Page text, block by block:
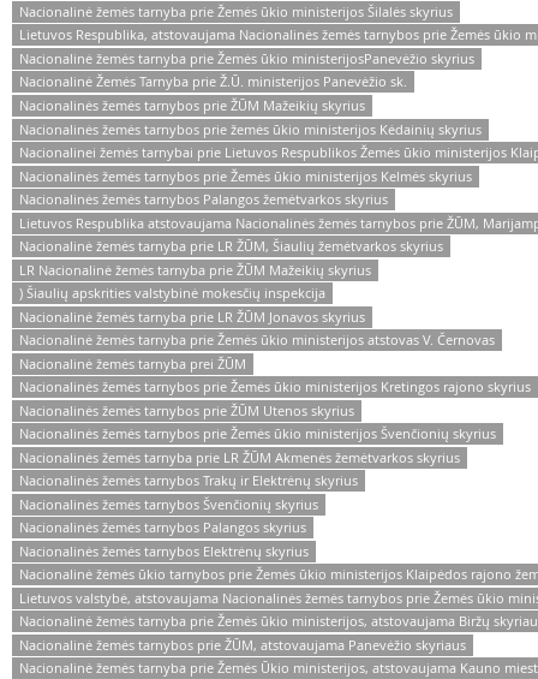
Nacionalinė žemės tarnyba prie Žemės ūkio ministerijos Šilalės skyrius
Lietuvos Respublika, atstovaujama Nacionalinės žemės tarnybos prie Žemės ūkio
Nacionalinė žemės tarnyba prie Žemės ūkio ministerijosPanevėžio skyrius
Nacionalinė Žemės Tarnyba prie Ž.Ū. ministerijos Panevėžio sk.
Nacionalinės žemės tarnybos prie ŽŪM Mažeikių skyrius
Nacionalinės žemės tarnybos prie žemės ūkio ministerijos Kėdainių skyrius
Nacionalinei žemės tarnybai prie Lietuvos Respublikos Žemės ūkio ministerijos
Nacionalinės žemės tarnybos prie Žemės ūkio ministerijos Kelmės skyrius
Nacionalinės žemės tarnybos Palangos žemėtvarkos skyrius
Lietuvos Respublika atstovaujama Nacionalinės žemės tarnybos prie ŽŪM,
Nacionalinė žemės tarnyba prie LR ŽŪM, Šiaulių žemėtvarkos skyrius
LR Nacionalinė žemės tarnyba prie ŽŪM Mažeikių skyrius
) Šiaulių apskrities valstybinė mokesčių inspekcija
Nacionalinė žemės tarnyba prie LR ŽŪM Jonavos skyrius
Nacionalinė žemės tarnyba prie Žemės ūkio ministerijos atstovas V. Černovas
Nacionalinė žemės tarnyba prei ŽŪM
Nacionalinės žemės tarnybos prie Žemės ūkio ministerijos Kretingos rajono skyrius
Nacionalinės žemės tarnybos prie ŽŪM Utenos skyrius
Nacionalinės žemės tarnybos prie Žemės ūkio ministerijos Švenčionių skyrius
Nacionalinės žemės tarnyba prie LR ŽŪM Akmenės žemėtvarkos skyrius
Nacionalinės žemės tarnybos Trakų ir Elektrėnų skyrius
Nacionalinės žemės tarnybos Švenčionių skyrius
Nacionalinės žemės tarnybos Palangos skyrius
Nacionalinės žemės tarnybos Elektrėnų skyrius
Nacionalinė žėmės ūkio tarnybos prie Žemės ūkio ministerijos Klaipėdos rajono
Lietuvos valstybė, atstovaujama Nacionalinės žemės tarnybos prie Žemės ūkio
Nacionalinė žemės tarnyba prie Žemės ūkio ministerijos, atstovaujama Biržų
Nacionalinė žemės tarnybos prie ŽŪM, atstovaujama Panevėžio skyriaus
Nacionalinė žemės tarnyba prie Žemės Ūkio ministerijos, atstovaujama Kauno